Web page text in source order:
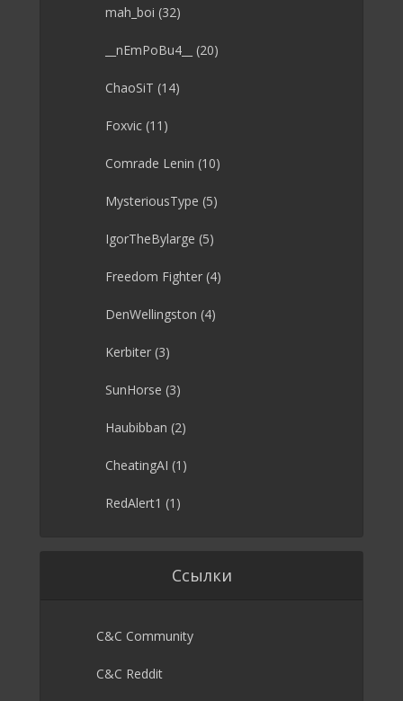
mah_boi (32)
__nEmPoBu4__ (20)
ChaoSiT (14)
Foxvic (11)
Comrade Lenin (10)
MysteriousType (5)
IgorTheBylarge (5)
Freedom Fighter (4)
DenWellingston (4)
Kerbiter (3)
SunHorse (3)
Haubibban (2)
CheatingAI (1)
RedAlert1 (1)
Ссылки
C&C Community
C&C Reddit